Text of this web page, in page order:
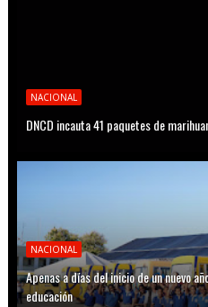
NACIONAL
DNCD incauta 41 paquetes de
NACIONAL
Apenas a días del inicio de un nuevo
educación